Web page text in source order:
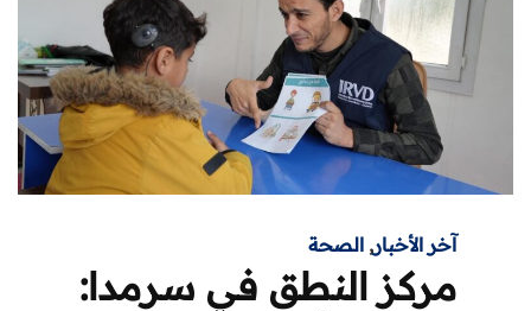
آخر الأخبار, الصحة
مركز النطق في سرمدا: